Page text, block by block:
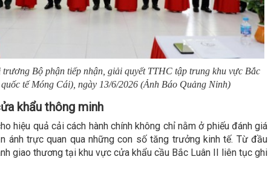
trương Bộ phận tiếp nhận, giải quyết TTHC tập trung khu vực Bắc
tế Móng Cái), ngày 13/6/2026 (Ảnh Báo Quảng Ninh)
khẩu thông minh
hiệu quả cải cách hành chính không chỉ nằm ở phiếu đánh giá
ánh trực quan qua những con số tăng trưởng kinh tế. Từ đầu
giao thương tại khu vực cửa khẩu cầu Bắc Luân II liên tục ghi